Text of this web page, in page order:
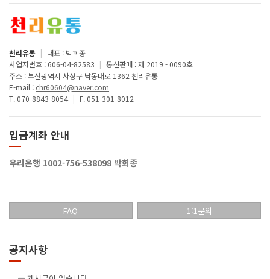
천리유통 | 대표 : 박희종
사업자번호 : 606-04-82583 | 통신판매 : 제 2019 - 0090호
주소 : 부산광역시 사상구 낙동대로 1362 천리유통
E-mail : chr60604@naver.com
T. 070-8843-8054 | F. 051-301-8012
입금계좌 안내
우리은행 1002-756-538098 박희종
FAQ 1:1문의
공지사항